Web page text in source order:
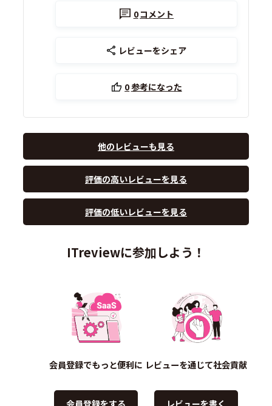
0コメント
レビューをシェア
0参考になった
他のレビューも見る
評価の高いレビューを見る
評価の低いレビューを見る
ITreviewに参加しよう！
会員登録でもっと便利に レビューを通じて社会貢献